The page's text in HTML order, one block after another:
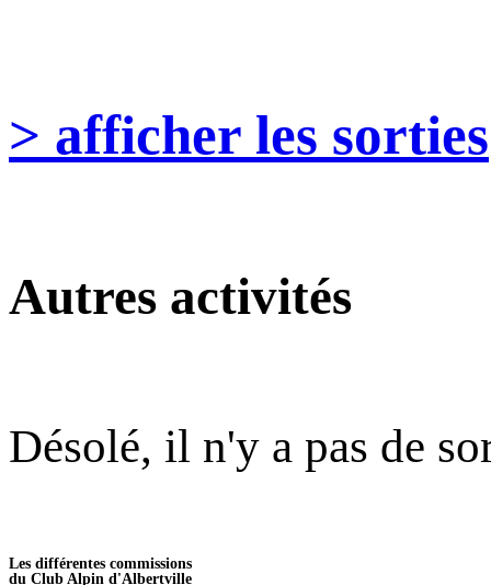
> afficher les sorties
Autres activités
Désolé, il n'y a pas de
Les différentes commissions
du Club Alpin d'Albertville